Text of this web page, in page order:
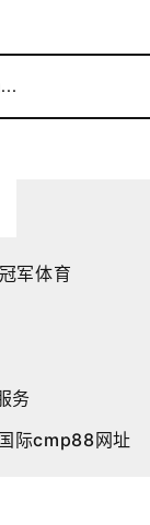
军体育
务
际cmp88网址